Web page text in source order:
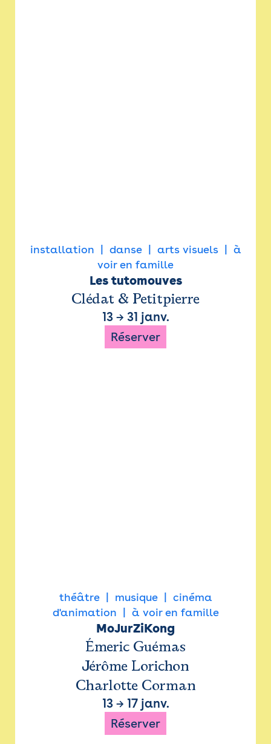
installation danse arts visuels
à
voir en famille
Les tutomouves
Clédat & Petitpierre
13→ 31 janv.
Réserver
théâtre musique
cinéma
d'animation
à voir en famille
MoJurZiKong
Émeric Guémas
Jérôme Lorichon
Charlotte Corman
13→ 17 janv.
Réserver